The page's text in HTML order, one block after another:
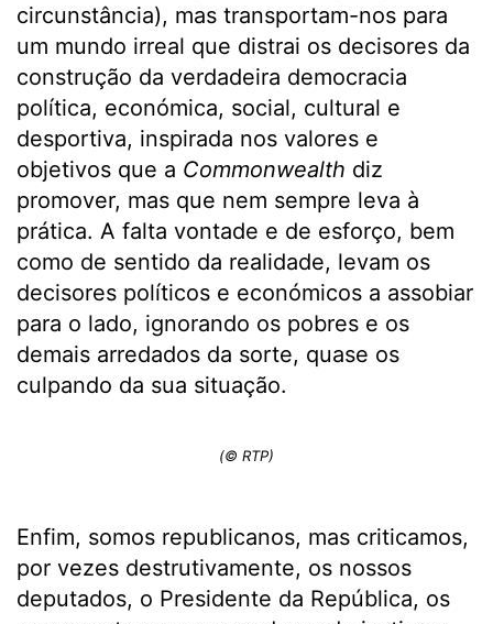
circunstância), mas transportam-nos para
um mundo irreal que distrai os decisores da
construção da verdadeira democracia
política, económica, social, cultural e
desportiva, inspirada nos valores e
objetivos que a Commonwealth diz
promover, mas que nem sempre leva à
prática. A falta vontade e de esforço, bem
como de sentido da realidade, levam os
decisores políticos e económicos a assobiar
para o lado, ignorando os pobres e os
demais arredados da sorte, quase os
culpando da sua situação.
(© RTP)
Enfim, somos republicanos, mas criticamos,
por vezes destrutivamente, os nossos
deputados, o Presidente da República, os